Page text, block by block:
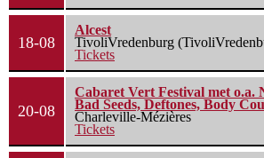
18-08
Alcest
TivoliVredenburg
Tickets
20-08
Cabaret Vert Festival met o.a.
Bad Seeds, Deftones, Body
Charleville-Mézières
Tickets